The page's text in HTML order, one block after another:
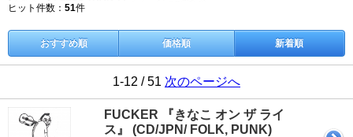
ヒット件数： 51件
おすすめ順 価格順 新着順
1-12 / 51 次のページへ
FUCKER 『きなこ オン ザ ライ
ス』 (CD/JPN/ FOLK, PUNK)